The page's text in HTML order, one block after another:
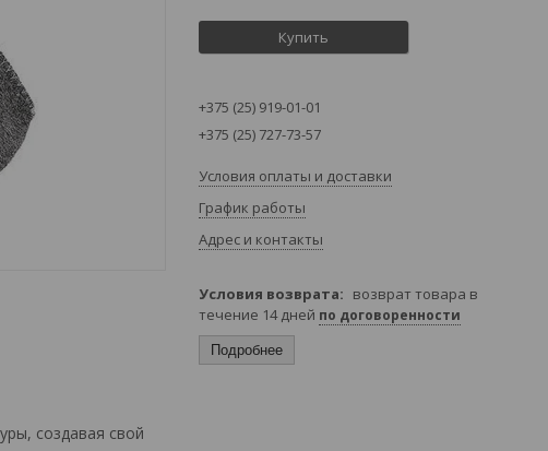
создавая свой
Купить
+375 (25) 919-01-01
+375 (25) 727-73-57
Условия оплаты и доставки
График работы
Адрес и контакты
возврат товара в
течение 14 дней по договоренности
Подробнее